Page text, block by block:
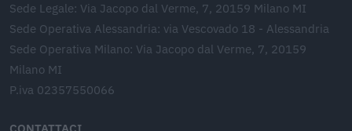
Sede Legale: Via Jacopo dal Verme, 7, 20159 Milano MI
Sede Operativa Alessandria: via Vescovado 18 - Alessandria
Sede Operativa Milano: Via Jacopo dal Verme, 7, 20159
Milano MI
P.iva 02357550066